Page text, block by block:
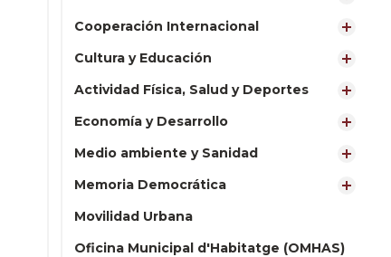
Cooperación Internacional
Cultura y Educación
Actividad Física, Salud y Deportes
Economía y Desarrollo
Medio ambiente y Sanidad
Memoria Democrática
Movilidad Urbana
Oficina Municipal d'Habitatge (OMHAS)